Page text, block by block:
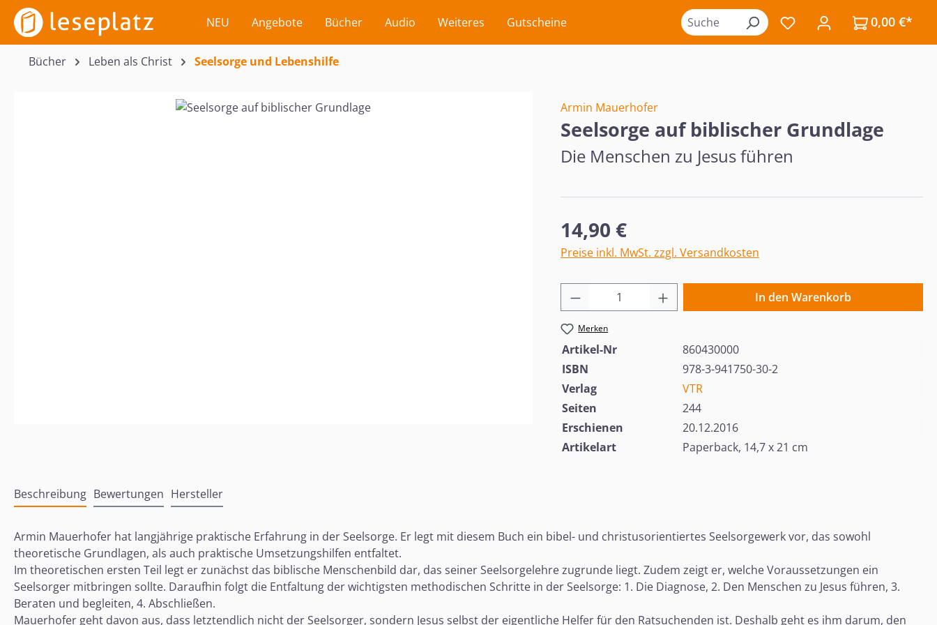
Hauptinhalt springen
Zur Suche springen
Zur Hauptnavigation springen NEU Angebote Bücher Audio Weiteres Gutscheine Du hast 0 Produkte auf
0,00 €*
Bücher Leben als Christ Seelsorge und Lebenshilfe
Armin Mauerhofer
Seelsorge auf biblischer Grundlage
Die Menschen zu Jesus führen
Regulärer Preis:
14,90 €
Preise inkl. MwSt. zzgl. Versandkosten
Produkt Anzahl: Gib den gewünschten Wert
In den Warenkorb
Merken
Artikel-Nr
860430000
ISBN
978-3-941750-30-2
Verlag
VTR
Seiten
244
Erschienen
20.12.2016
Artikelart
Paperback, 14,7 x 21 cm
Beschreibung Bewertungen Hersteller
Armin Mauerhofer hat langjährige praktische Erfahrung in der Seelsorge. Er legt mit diesem Buch ein bibel- und christusorientiertes Seelsorgewerk vor, das sowohl
theoretische Grundlagen, als auch praktische Umsetzungshilfen entfaltet.
Im theoretischen ersten Teil legt er zunächst das biblische Menschenbild dar, das seiner Seelsorgelehre zugrunde liegt. Zudem zeigt er, welche Voraussetzungen ein
Seelsorger mitbringen sollte. Daraufhin folgt die Entfaltung der wichtigsten methodischen Schritte in der Seelsorge: 1. Die Diagnose, 2. Den Menschen zu Jesus führen, 3.
Beraten und begleiten, 4. Abschließen.
Mauerhofer geht davon aus, dass letztendlich nicht der Seelsorger, sondern Jesus selbst der eigentliche Helfer für den Ratsuchenden ist. Deshalb geht es ihm darum, den